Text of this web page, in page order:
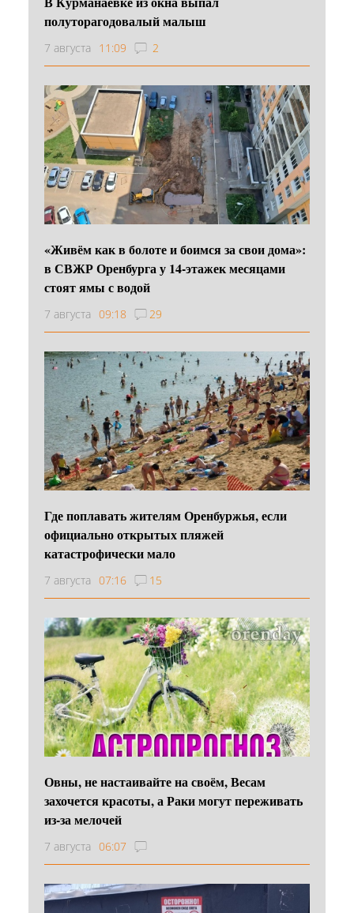
полуторагодовалый малыш
7 августа 11:09 2
«Живём как в болоте и боимся за свои дома»:
в СВЖР Оренбурга у 14-этажек месяцами
стоят ямы с водой
7 августа 09:18 29
Где поплавать жителям Оренбуржья, если
официально открытых пляжей
катастрофически мало
7 августа 07:16 15
Овны, не настаивайте на своём, Весам
захочется красоты, а Раки могут переживать
из-за мелочей
7 августа 06:07